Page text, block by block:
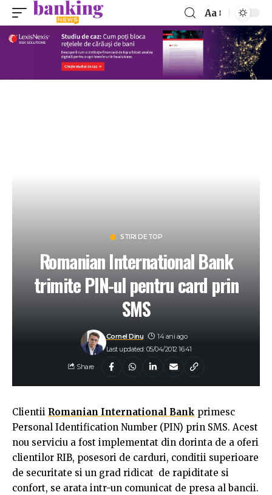
Aa
STIRI DE TOP
Romanian International Bank
trimite PIN-ul pentru card prin
SMS
Last updated: 05/04/2012 16:41
Cornel Dinu 14 ani ago
Share
Clientii Romanian International Bank primesc
Personal Identification Number (PIN) prin SMS. Acest
nou serviciu a fost implementat din dorinta de a oferi
clientilor RIB, posesori de carduri, conditii superioare
de securitate si un grad ridicat de rapiditate si
confort, se arata intr-un comunicat de presa al bancii.